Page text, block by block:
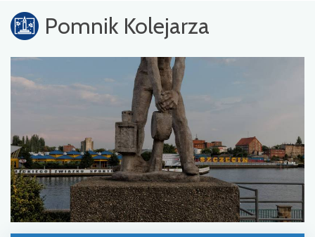
Pomnik Kolejarza